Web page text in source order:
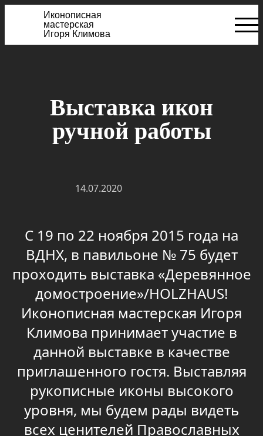
Иконописная
мастерская
Игоря Климова
Выставка икон
ручной работы
14.07.2020
С 19 по 22 ноября 2015 года на
ВДНХ, в павильоне № 75 будет
проходить выставка «Деревянное
домостроение»/HOLZHAUS!
Иконописная мастерская Игоря
Климова принимает участие в
данной выставке в качестве
приглашенного гостя. Выставляя
рукописные иконы высокого
уровня, мы будем рады видеть
всех ценителей Православных